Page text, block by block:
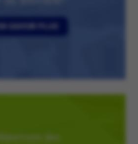
Répertoire des